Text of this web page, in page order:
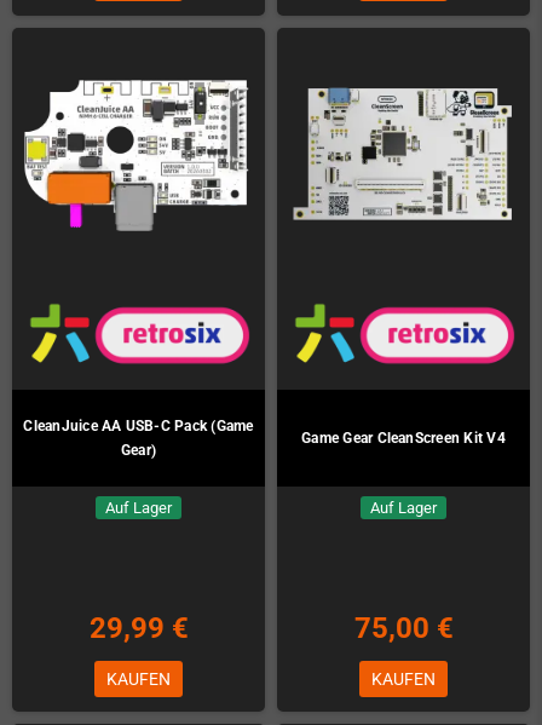
CleanJuice AA USB-C Pack (Game
Gear)
Auf Lager
29,99 €
KAUFEN
Game Gear CleanScreen Kit V4
Auf Lager
75,00 €
KAUFEN